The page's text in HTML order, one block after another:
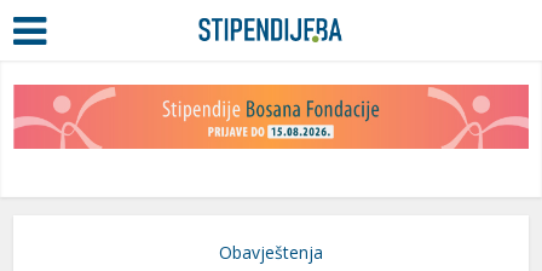
Obavještenja